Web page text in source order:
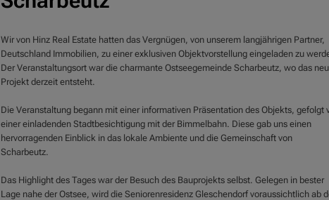
Wir von Hinz Real Estate hatten das Vergnügen, von unserem langjährigen Partner,
Deutschland Immobilien, zu einer exklusiven Objektvorstellung eingeladen zu
Der Veranstaltungsort war die charmante Ostseegemeinde Scharbeutz, wo das
Projekt derzeit entsteht.
Die Veranstaltung begann mit einer informativen Präsentation des Objekts, gefolgt
einer einladenden Stadtbesichtigung mit der Bimmelbahn. Diese gab uns einen
hervorragenden Einblick in das lokale Ambiente und die Gemeinschaft von
Scharbeutz.
Das Highlight des Tages war der Besuch des Bauprojekts selbst. Gelegen in bester
Lage nahe der Ostsee, wird die Seniorenresidenz Gleschendorf voraussichtlich ab